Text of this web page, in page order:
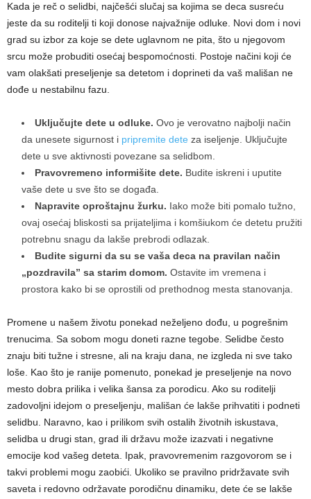
Kada je reč o selidbi, najčešći slučaj sa kojima se deca susreću
jeste da su roditelji ti koji donose najvažnije odluke. Novi dom i novi
grad su izbor za koje se dete uglavnom ne pita, što u njegovom
srcu može probuditi osećaj bespomoćnosti. Postoje načini koji će
vam olakšati preseljenje sa detetom i doprineti da vaš mališan ne
dođe u nestabilnu fazu.
Uključujte dete u odluke. Ovo je verovatno najbolji način
da unesete sigurnost i pripremite dete za iseljenje. Uključujte
dete u sve aktivnosti povezane sa selidbom.
Pravovremeno informišite dete. Budite iskreni i uputite
vaše dete u sve što se događa.
Napravite oproštajnu žurku. Iako može biti pomalo tužno,
ovaj osećaj bliskosti sa prijateljima i komšiukom će detetu pružiti
potrebnu snagu da lakše prebrodi odlazak.
Budite sigurni da su se vaša deca na pravilan način
„pozdravila” sa starim domom. Ostavite im vremena i
prostora kako bi se oprostili od prethodnog mesta stanovanja.
Promene u našem životu ponekad neželjeno dođu, u pogrešnim
trenucima. Sa sobom mogu doneti razne tegobe. Selidbe često
znaju biti tužne i stresne, ali na kraju dana, ne izgleda ni sve tako
loše. Kao što je ranije pomenuto, ponekad je preseljenje na novo
mesto dobra prilika i velika šansa za porodicu. Ako su roditelji
zadovoljni idejom o preseljenju, mališan će lakše prihvatiti i podneti
selidbu. Naravno, kao i prilikom svih ostalih životnih iskustava,
selidba u drugi stan, grad ili državu može izazvati i negativne
emocije kod vašeg deteta. Ipak, pravovremenim razgovorom se i
takvi problemi mogu zaobići. Ukoliko se pravilno pridržavate svih
saveta i redovno održavate porodičnu dinamiku, dete će se lakše